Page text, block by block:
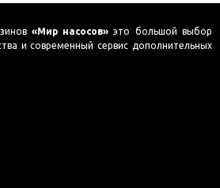
«Мир насосов» это большой выбор
и современный сервис дополнительных